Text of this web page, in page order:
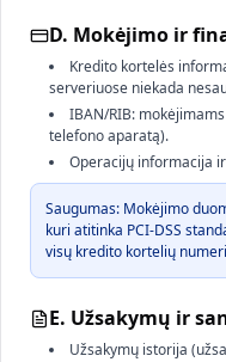
D. Mokėjimo ir
Kredito kortelės
serveriuose niekada
IBAN/RIB:
telefono aparatą).
Operacijų informacija
Saugumas: Mokėjimo
kuri atitinka PCI-DSS
visų kredito kortelių
E. Užsakymų ir
Užsakymų istorija